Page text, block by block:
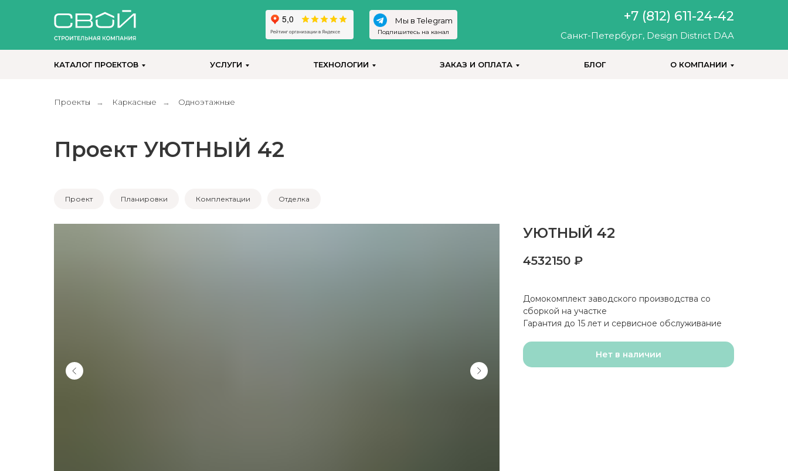
+7 (812) 611-24-42
Санкт-Петербург, Design District DAA
Мы в Telegram
Подпишитесь на канал
КАТАЛОГ ПРОЕКТОВ УСЛУГИ ТЕХНОЛОГИИ ЗАКАЗ И ОПЛАТА БЛОГ О КОМПАНИИ
Проекты → Каркасные → Одноэтажные
Проект УЮТНЫЙ 42
Проект Планировки Комплектации Отделка
УЮТНЫЙ 42
4532150 ₽
Домокомплект заводского производства со
сборкой на участке
Гарантия до 15 лет и сервисное обслуживание
Нет в наличии